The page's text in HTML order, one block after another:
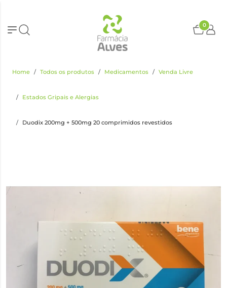
0
Home Todos os produtos Medicamentos Venda Livre
Estados Gripais e Alergias
Duodix 200mg + 500mg 20 comprimidos revestidos